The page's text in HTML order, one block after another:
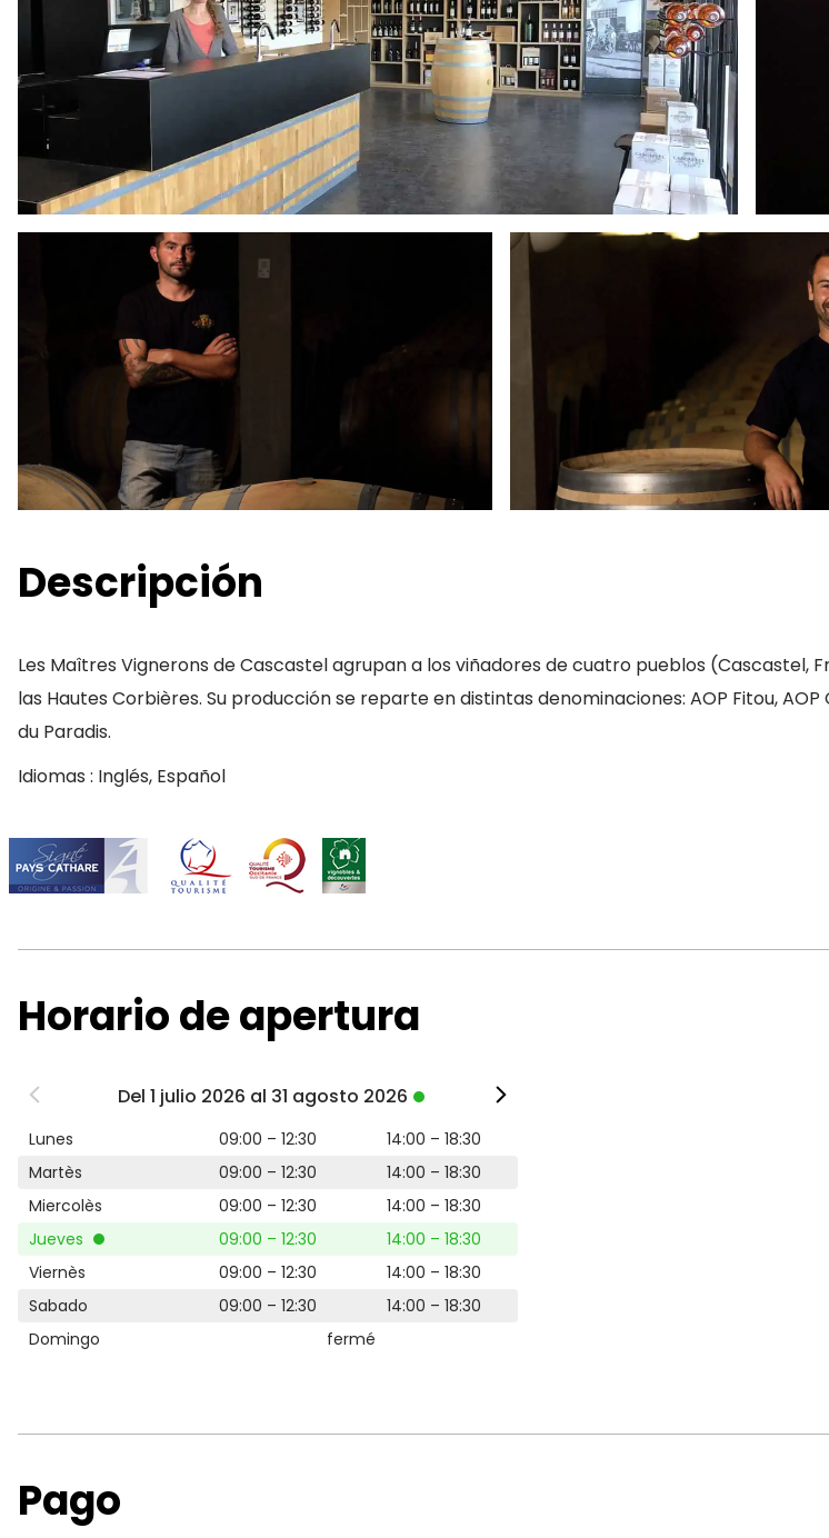
Descripción
Les Maîtres Vignerons de Cascastel agrupan a los viñadores de cuatro pueblos (Cascastel,
las Hautes Corbières. Su producción se reparte en distintas denominaciones: AOP Fitou,
du Paradis.
Idiomas : Inglés, Español
Horario de apertura
Del 1 julio 2026 al 31 agosto 2026
Lunes 09:00 – 12:30
14:00 – 18:30
Martès
09:00 – 12:30
14:00 – 18:30
Miercolès
09:00 – 12:30
14:00 – 18:30
Jueves
09:00 – 12:30
14:00 – 18:30
Viernès
09:00 – 12:30
14:00 – 18:30
Sabado
09:00 – 12:30
14:00 – 18:30
Domingo
fermé
Pago